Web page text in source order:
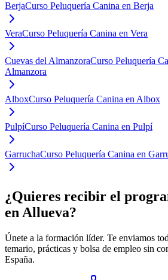
BerjaCurso Peluquería Canina en Berja
VeraCurso Peluquería Canina en Vera
Cuevas del AlmanzoraCurso Peluquería
Almanzora
AlboxCurso Peluquería Canina en Albox
PulpíCurso Peluquería Canina en Pulpí
GarruchaCurso Peluquería Canina en
¿Quieres recibir el
en Allueva?
Únete a la formación líder. Te enviamos
temario, prácticas y bolsa de empleo sin
España.